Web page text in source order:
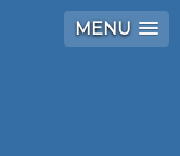
MENU